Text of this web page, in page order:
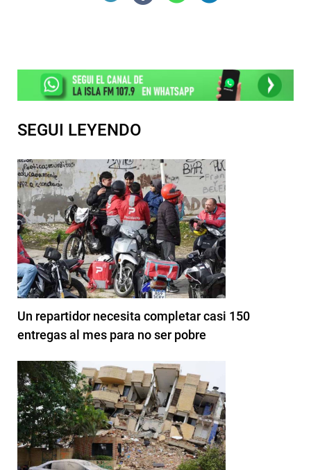
SEGUI LEYENDO
Un repartidor necesita completar casi 150
entregas al mes para no ser pobre